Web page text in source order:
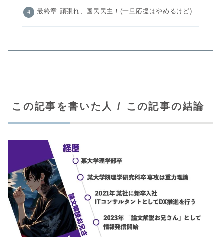
最終章 頑張れ、国民民主！(一旦応援はやめるけど)
この記事を書いた人 / この記事の結論